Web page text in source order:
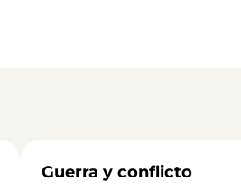
Guerra y conflicto